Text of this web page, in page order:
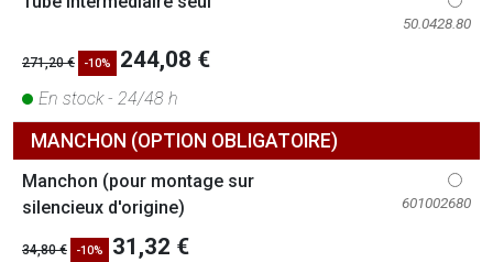
50.0428.80
271,20 € -10% 244,08 €
En stock - 24/48 h
MANCHON (OPTION OBLIGATOIRE)
Manchon (pour montage sur
silencieux d'origine)
601002680
34,80 € -10% 31,32 €